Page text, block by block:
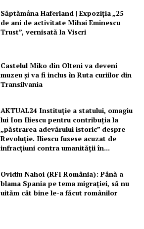
Săptămâna Haferland | Expoziţia „25
de ani de activitate Mihai Eminescu
Trust”, vernisată la Viscri
Castelul Miko din Olteni va deveni
muzeu şi va fi inclus în Ruta curiilor din
Transilvania
AKTUAL24 Instituție a statului, omagiu
lui Ion Iliescu pentru contribuția la
„păstrarea adevărului istoric” despre
Revoluție. Iliescu fusese acuzat de
infracțiuni contra umanității în...
Ovidiu Nahoi (RFI România): Până a
blama Spania pe tema migrației, să nu
uităm cât bine le-a făcut românilor